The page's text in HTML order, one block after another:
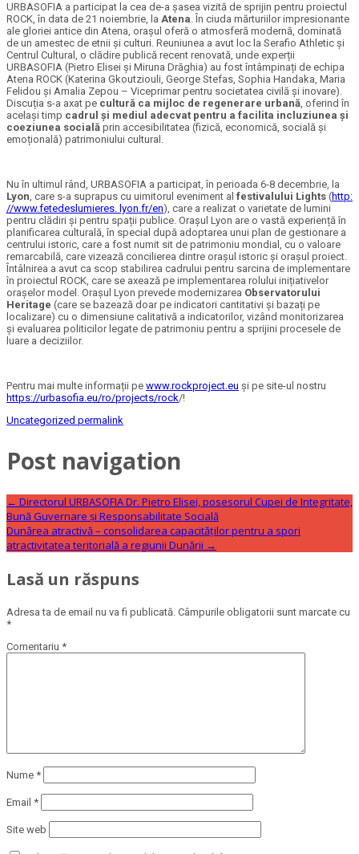
URBASOFIA a participat la cea de-a șasea vizită de sprijin pentru proiectul
ROCK, în data de 21 noiembrie, la Atena. În ciuda mărturiilor impresionante
ale gloriei antice din Atena, orașul oferă o atmosferă modernă, dominată
de un amestec de etnii și culturi. Reuniunea a avut loc la Serafio Athletic și
Centrul Cultural, o clădire publică recent renovată, unde experții
URBASOFIA (Pietro Elisei și Miruna Drăghia) au fost întâmpinați de echipa
Atena ROCK (Katerina Gkoutziouli, George Stefas, Sophia Handaka, Maria
Felidou și Amalia Zepou – Viceprimar pentru societatea civilă și inovare).
Discuția s-a axat pe cultură ca mijloc de regenerare urbană, oferind în
același timp cadrul și mediul adecvat pentru a facilita incluziunea și
coeziunea socială prin accesibilitatea (fizică, economică, socială și
emoțională) patrimoniului cultural.
Nu în ultimul rând, URBASOFIA a participat, în perioada 6-8 decembrie, la
Lyon, care s-a suprapus cu uimitorul eveniment al festivalului Lights (http:
//www.fetedeslumieres. lyon.fr/en), care a realizat o varietate de lumini
pentru clădiri și pentru spații publice. Orașul Lyon are o vastă experiență în
planificarea culturală, în special după adoptarea unui plan de gestionare a
centrului istoric, care a fost numit sit de patrimoniu mondial, cu o valoare
remarcabilă, care vizează concilierea dintre orașul istoric și orașul proiect.
Întâlnirea a avut ca scop stabilirea cadrului pentru sarcina de implementare
în proiectul ROCK, care se axează pe implementarea rolului inițiativelor
orașelor model. Orașul Lyon prevede modernizarea Observatorului
Heritage (care se bazează doar pe indicatori cantitativi și bazați pe
localizare) cu o dimensiune calitativă a indicatorilor, vizând monitorizarea
și evaluarea politicilor legate de patrimoniu pentru a sprijini procesele de
luare a deciziilor.
Pentru mai multe informații pe www.rockproject.eu și pe site-ul nostru
https://urbasofia.eu/ro/projects/rock/!
Uncategorized permalink
Post navigation
← Directorul URBASOFIA Dr. Pietro Elisei, posesorul Cupei de Integritate,
Bună Guvernare și Responsabilitate Socială
Dunărea atractivă – consolidarea capacităților pentru a spori
atractivitatea teritorială a regiunii Dunării →
Lasă un răspuns
Adresa ta de email nu va fi publicată. Câmpurile obligatorii sunt marcate cu
*
Comentariu *
Nume *
Email *
Site web